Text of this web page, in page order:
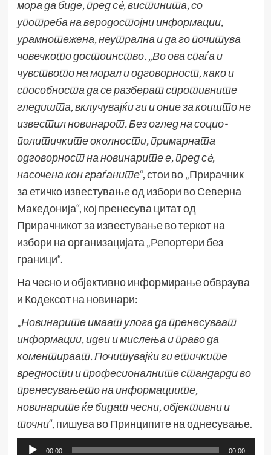
мора да биде, пред сè, вистинита, со
употреба на веродостојни информации,
урамнотежена, неутрална и да го почитува
човечкото достоинство. „Во ова спаѓа и
чувството на морал и одговорност, како и
способноста да се разберат спротивните
гледишта, вклучувајќи ги и оние за коишто не
известил новинарот. Без оглед на социо-
политичките околности, примарната
одговорност на новинарите е, пред сè,
насочена кон граѓаните“, стои во „Прирачник
за етичко известување од избори во Северна
Македонија“, кој пренесува цитат од
Прирачникот за известување во теркот на
избори на организацијата „Репортери без
граници“.
На чесно и објективно информирање обврзува
и Кодексот на новинари:
„Новинарите имаат улога да пренесуваат
информации, идеи и мислења и право да
коментираат. Почитувајќи ги етичките
вредности и професионалните стандарди во
пренесувањето на информациите,
новинарите ќе бидат чесни, објективни и
точни“, пишува во Принципите на однесување.
Аудио00:00 00:00